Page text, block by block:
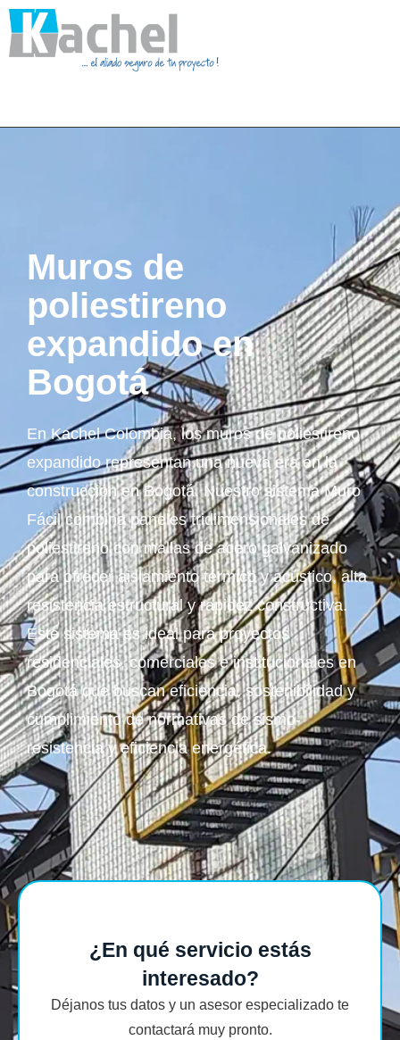
Muros de
poliestireno
expandido en
Bogotá
En Kachel Colombia, los muros de poliestireno
expandido representan una nueva era en la
construcción en Bogotá. Nuestro sistema Muro
Fácil combina paneles tridimensionales de
poliestireno con mallas de acero galvanizado
para ofrecer aislamiento térmico y acústico, alta
resistencia estructural y rapidez constructiva.
Este sistema es ideal para proyectos
residenciales, comerciales e institucionales en
Bogotá que buscan eficiencia, sostenibilidad y
cumplimiento de normativas de sismo-
resistencia y eficiencia energética.
¿En qué servicio estás
interesado?
Déjanos tus datos y un asesor especializado te
contactará muy pronto.